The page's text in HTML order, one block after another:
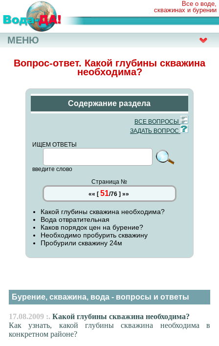
Все о воде,
скважинах и бурении
Вопрос-ответ. Какой глубины скважина
необходима?
Содержание раздела
ВСЕ ВОПРОСЫ
ЗАДАТЬ ВОПРОС
ИЩЕМ ОТВЕТЫ
введите слово
Страница №
«« [ 51/76] »»
Какой глубины скважина необходима?
Вода отвратительная
Каков порядок цен на бурение?
Необходимо пробурить скважину
Пробурили скважину 24м
Бурение, скважина, вода - вопросы и ответы
17.08.2009 :. Какой глубины скважина необходима?
Как узнать, какой глубины скважина необходима в
конкретном районе?
МЕНЮ